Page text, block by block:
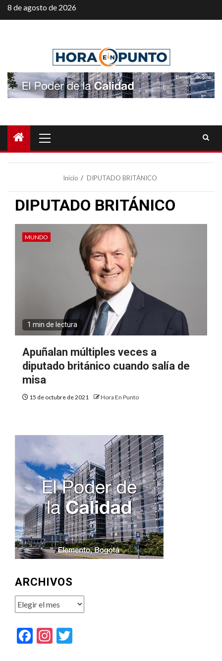
Saltar
al
8 de agosto de 2026
principal
Inicio DIPUTADO BRITÁNICO
DIPUTADO BRITÁNICO
MUNDO
1 min de lectura
Apuñalan múltiples veces a
diputado británico cuando salía de
misa
15 de octubre de 2021 Hora En Punto
ARCHIVOS
Archivos
Facebook
Instagram